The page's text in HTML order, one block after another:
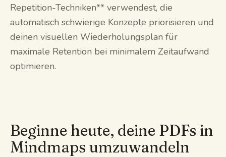
Repetition-Techniken** verwendest, die
automatisch schwierige Konzepte priorisieren und
deinen visuellen Wiederholungsplan für
maximale Retention bei minimalem Zeitaufwand
optimieren.
Beginne heute, deine PDFs in
Mindmaps umzuwandeln